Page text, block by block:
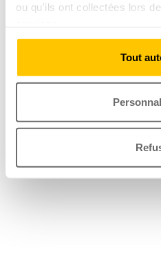
ou qu'ils ont collectées lors
Tout